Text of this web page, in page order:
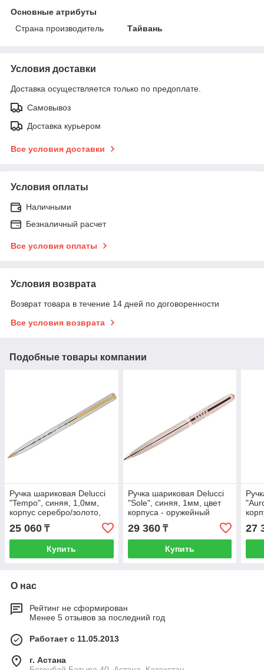
Основные атрибуты
Страна производитель
Тайвань
Условия доставки
Доставка осуществляется только по предоплате.
Самовывоз
Доставка курьером
Все условия доставки
Условия оплаты
Наличными
Безналичный расчет
Все условия оплаты
Условия возврата
Возврат товара в течение 14 дней по договоренности
Все условия возврата
Подобные товары компании
Ручка шариковая Delucci
"Tempo", синяя, 1,0мм,
корпус серебро/золото,
поворот., подар.уп.
25 060 ₸
Купить
Ручка шариковая Delucci
"Sole", синяя, 1мм, цвет
корпуса - оружейный
металл, поворот.,
подар.уп.
29 360₸
Купить
27
О нас
Рейтинг не сформирован
Менее 5 отзывов за последний год
Работает с 11.05.2013
г. Астана